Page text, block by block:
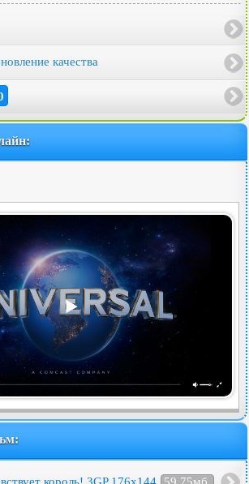
качества